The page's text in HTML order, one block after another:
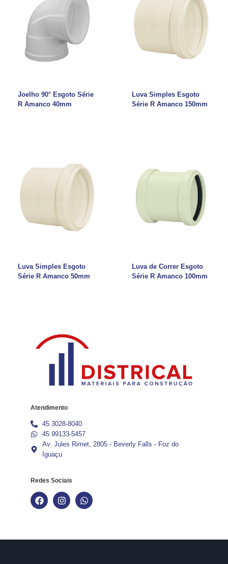
Joelho 90° Esgoto Série
R Amanco 40mm
Luva Simples Esgoto
Série R Amanco 150mm
Luva Simples Esgoto
Série R Amanco 50mm
Luva de Correr Esgoto
Série R Amanco 100mm
Atendimento
45 3028-8040
45 99133-5457
Av. Jules Rimet, 2805 - Beverly Falls - Foz do
Iguaçu
Redes Sociais